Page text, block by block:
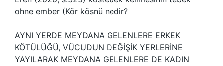
ohne ember (Kör kösnü nedir?
AYNI YERDE MEYDANA GELENLERE ERKEK
KÖTÜLÜĞÜ, VÜCUDUN DEĞİŞİK YERLERİNE
YAYILARAK MEYDANA GELENLERE DE KADIN